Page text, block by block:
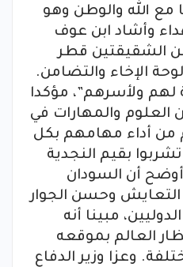
مع الله والوطن وهو
وأشاد ابن عوف
الشقيقتين قطر
الإخاء والتضامن.
لهم ولأسرهم”، مؤكدا
العلوم والمهارات في
أداء مهامهم بكل
بقيم النجدية
أن السودان
وحسن الجوار
مبينا أنه
العالم بموقعه
وعزا وزير الدفاع